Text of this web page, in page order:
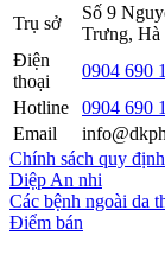
Trụ sở
Số 9
Trưng, Hà
Điện
thoại
0904 690
Hotline
0904 690
Email
Chính sách quy
Diệp An nhi
Các bệnh ngoài da
Điểm bán